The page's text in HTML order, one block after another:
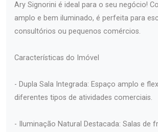
Ary Signorini é ideal para o seu negócio!
amplo e bem iluminado, é perfeita para
consultórios ou pequenos comércios.
Características do Imóvel
- Dupla Sala Integrada: Espaço amplo e
diferentes tipos de atividades comerciais.
- Iluminação Natural Destacada: Salas de